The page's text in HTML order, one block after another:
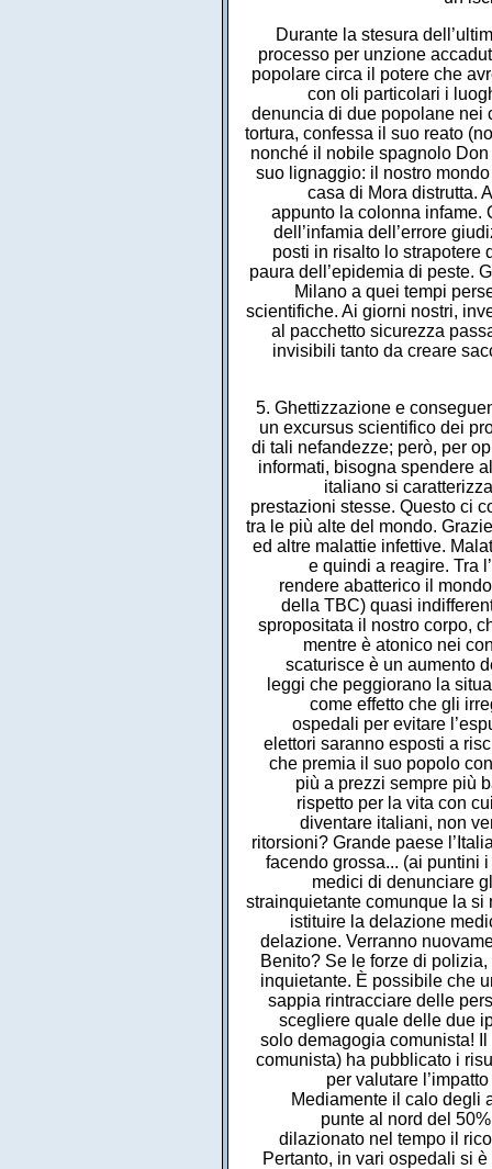
Durante la stesura
processo per unzione
popolare circa il potere che
con oli particolari i
denuncia di due popolane nei
tortura, confessa il suo reato
nonché il nobile spagnolo
suo lignaggio: il nostro
casa di Mora distrutta.
appunto la colonna infame.
dell’infamia dell’errore
posti in risalto lo strapotere
paura dell’epidemia di peste.
Milano a quei tempi
scientifiche. Ai giorni nostri,
al pacchetto sicurezza
invisibili tanto da creare
5. Ghettizzazione e
un excursus scientifico dei
di tali nefandezze; però, per
informati, bisogna spendere
italiano si
prestazioni stesse. Questo ci
tra le più alte del mondo.
ed altre malattie infettive.
e quindi a reagire. Tra
rendere abatterico il
della TBC) quasi
spropositata il nostro corpo,
mentre è atonico nei
scaturisce è un aumento
leggi che peggiorano la
come effetto che gli
ospedali per evitare
elettori saranno esposti a
che premia il suo popolo
più a prezzi sempre più
rispetto per la vita con
diventare italiani, non
ritorsioni? Grande paese
facendo grossa... (ai puntini
medici di denunciare
strainquietante comunque la
istituire la delazione
delazione. Verranno
Benito? Se le forze di
inquietante. È possibile che
sappia rintracciare delle
scegliere quale delle due
solo demagogia comunista! Il
comunista) ha pubblicato i
per valutare
Mediamente il calo degli
punte al nord del
dilazionato nel tempo il
Pertanto, in vari ospedali si